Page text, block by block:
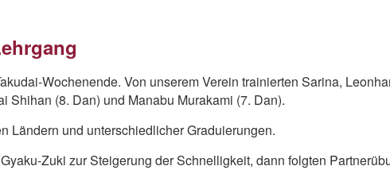
Wochenende. Von unserem Verein trainierten Sarina,
(8. Dan) und Manabu Murakami (7. Dan).
Ländern und unterschiedlicher Graduierungen.
Zuki zur Steigerung der Schnelligkeit, dann folgten